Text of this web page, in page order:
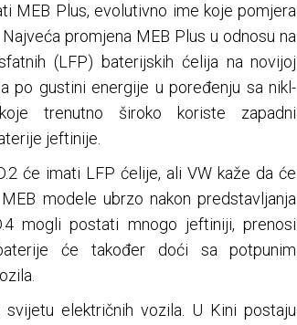
MEB Plus, evolutivno ime koje pomjera
promjena MEB Plus u odnosu na
(LFP) baterijskih ćelija na novijoj
po gustini energije u poređenju sa nikl-
trenutno široko koriste zapadni
jeftinije.
će imati LFP ćelije, ali VW kaže da će
modele ubrzo nakon predstavljanja
mogli postati mnogo jeftiniji, prenosi
će također doći sa potpunim
električnih vozila. U Kini postaju